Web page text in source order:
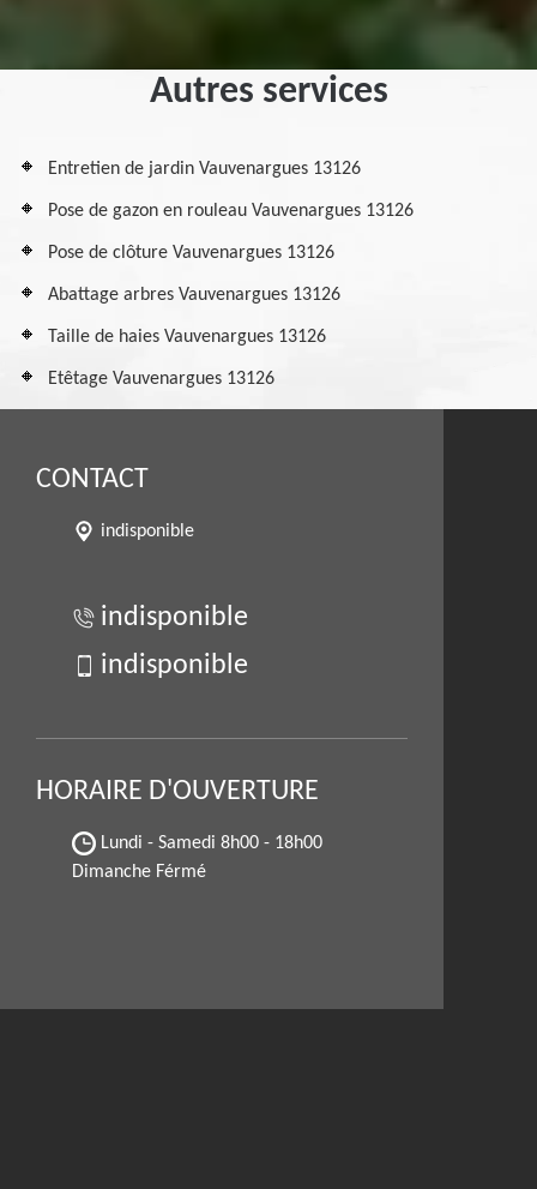
Autres services
Entretien de jardin Vauvenargues 13126
Pose de gazon en rouleau Vauvenargues 13126
Pose de clôture Vauvenargues 13126
Abattage arbres Vauvenargues 13126
Taille de haies Vauvenargues 13126
Etêtage Vauvenargues 13126
CONTACT
indisponible
indisponible
indisponible
HORAIRE D'OUVERTURE
Lundi - Samedi 8h00 - 18h00
Dimanche Férmé